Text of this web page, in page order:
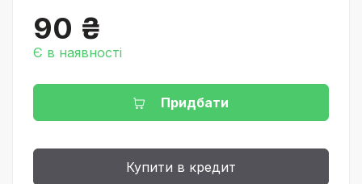
90 ₴
Є в наявності
Придбати
Купити в кредит